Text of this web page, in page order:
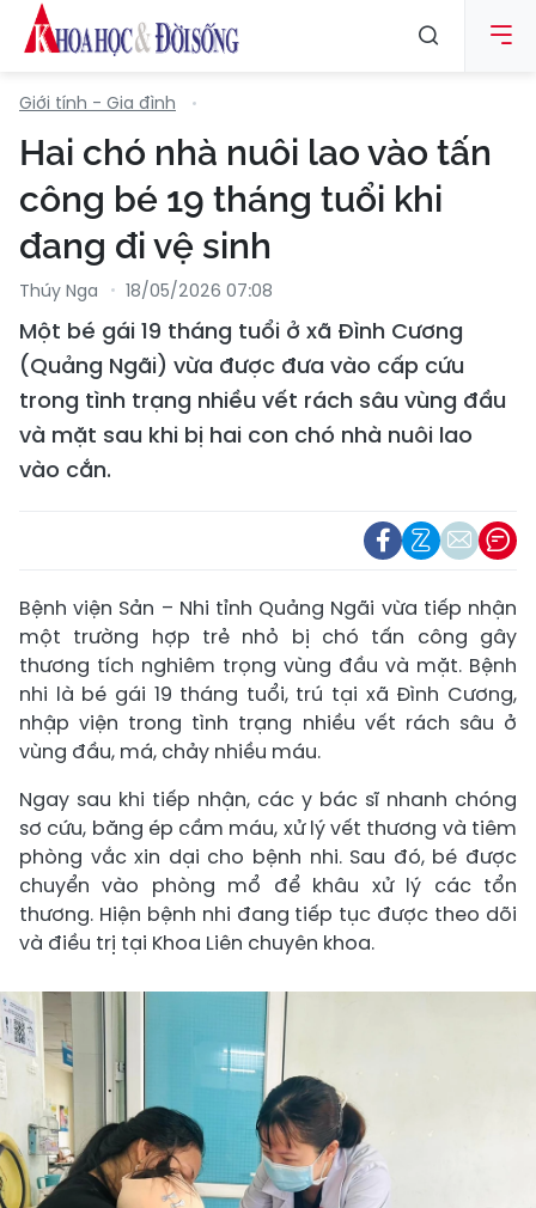
Giới tính - Gia đình
Hai chó nhà nuôi lao vào tấn
công bé 19 tháng tuổi khi
đang đi vệ sinh
Thúy Nga 18/05/2026 07:08
Một bé gái 19 tháng tuổi ở xã Đình Cương
(Quảng Ngãi) vừa được đưa vào cấp cứu
trong tình trạng nhiều vết rách sâu vùng đầu
và mặt sau khi bị hai con chó nhà nuôi lao
vào cắn.
Bệnh viện Sản – Nhi tỉnh Quảng Ngãi vừa tiếp nhận
một trường hợp trẻ nhỏ bị chó tấn công gây
thương tích nghiêm trọng vùng đầu và mặt. Bệnh
nhi là bé gái 19 tháng tuổi, trú tại xã Đình Cương,
nhập viện trong tình trạng nhiều vết rách sâu ở
vùng đầu, má, chảy nhiều máu.
Ngay sau khi tiếp nhận, các y bác sĩ nhanh chóng
sơ cứu, băng ép cầm máu, xử lý vết thương và tiêm
phòng vắc xin dại cho bệnh nhi. Sau đó, bé được
chuyển vào phòng mổ để khâu xử lý các tổn
thương. Hiện bệnh nhi đang tiếp tục được theo dõi
và điều trị tại Khoa Liên chuyên khoa.